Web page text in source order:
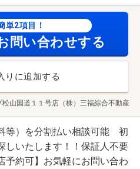
単2項目！
問い合わせする
りに追加する
松山国道１１号店（株）三福綜合不動産
等）を分割払い相談可能 初
しいたします！！保証人不要
予約可】お気軽にお問い合わ